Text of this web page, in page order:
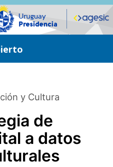
y Cultura
de
a datos